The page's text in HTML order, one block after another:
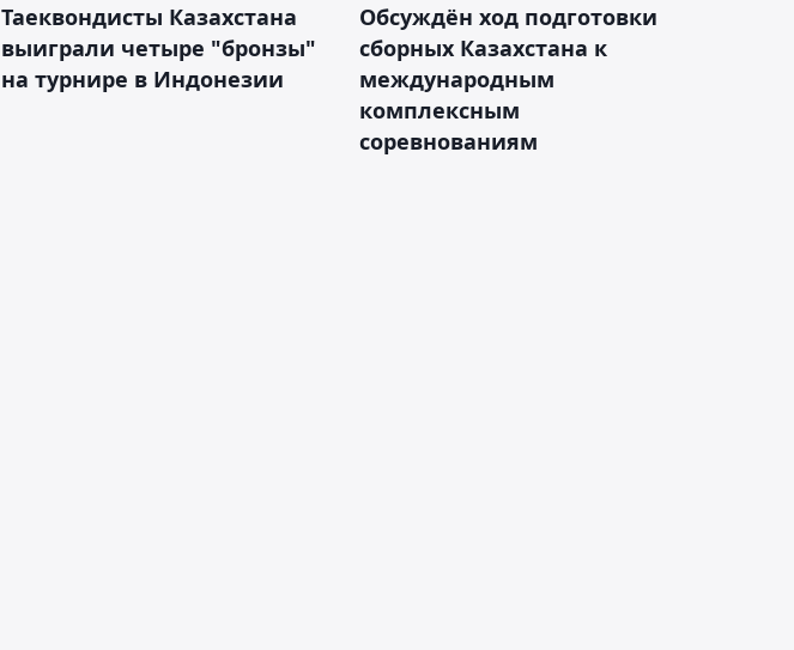
Таеквондисты Казахстана
выиграли четыре "бронзы"
на турнире в Индонезии
Обсуждён ход подготовки
сборных Казахстана к
международным
комплексным
соревнованиям